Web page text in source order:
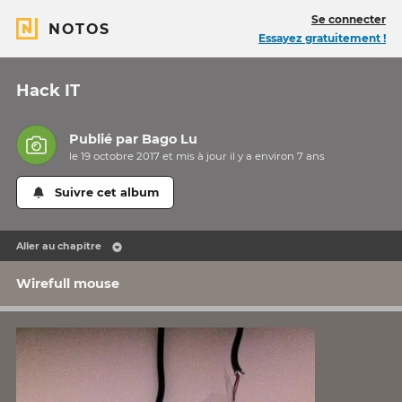
NOTOS
Se connecter
Essayez gratuitement !
Hack IT
Publié par Bago Lu
le 19 octobre 2017 et mis à jour il y aenviron 7 ans
Suivre cet album
Aller au chapitre
Wirefull mouse